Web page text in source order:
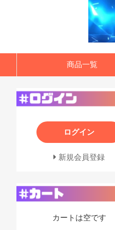
商品一覧
ログイン
新規会員登録
カートは空です